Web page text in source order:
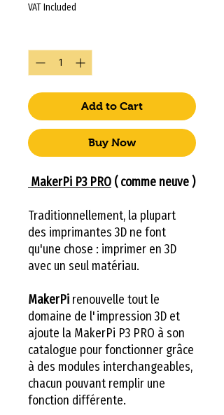
VAT Included
Add to Cart
Buy Now
MakerPi P3 PRO ( comme neuve )
Traditionnellement, la plupart
des imprimantes 3D ne font
qu'une chose : imprimer en 3D
avec un seul matériau.
MakerPi renouvelle tout le
domaine de l'impression 3D et
ajoute la MakerPi P3 PRO à son
catalogue pour fonctionner grâce
à des modules interchangeables,
chacun pouvant remplir une
fonction différente.